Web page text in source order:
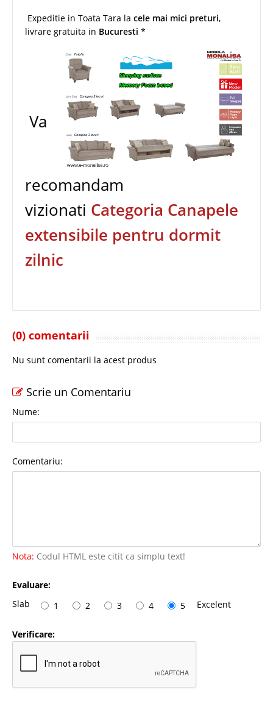
Expeditie in Toata Tara la cele mai mici preturi,
livrare gratuita in Bucuresti *
Va
recomandam
vizionati Categoria Canapele
extensibile pentru dormit
zilnic
(0) comentarii
Nu sunt comentarii la acest produs
Scrie un Comentariu
Nume:
Comentariu:
Nota: Codul HTML este citit ca simplu text!
Evaluare:
Slab
1 2 3 4 5 Excelent
Verificare: